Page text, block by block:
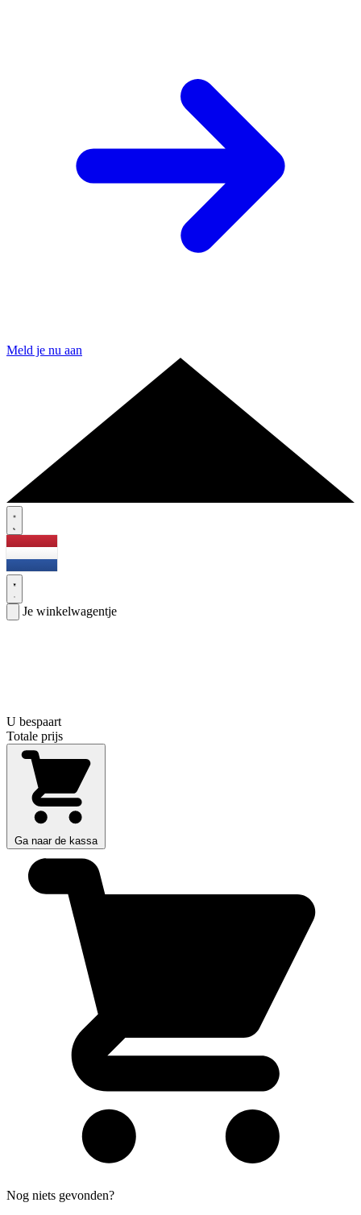
Meld je nu aan
Je winkelwagentje
U bespaart
Totale prijs
Ga naar de kassa
Nog niets gevonden?